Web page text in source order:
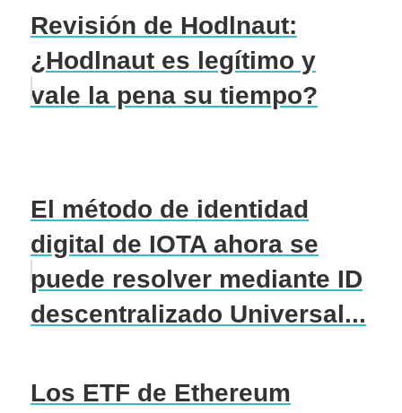
Revisión de Hodlnaut:
¿Hodlnaut es legítimo y
vale la pena su tiempo?
El método de identidad
digital de IOTA ahora se
puede resolver mediante ID
descentralizado Universal...
Los ETF de Ethereum